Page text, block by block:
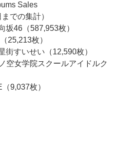
Sales
での集計）
坂46（587,953枚）
25,213枚）
街すいせい（12,590枚）
空女学院スクールアイドルク
9,037枚）